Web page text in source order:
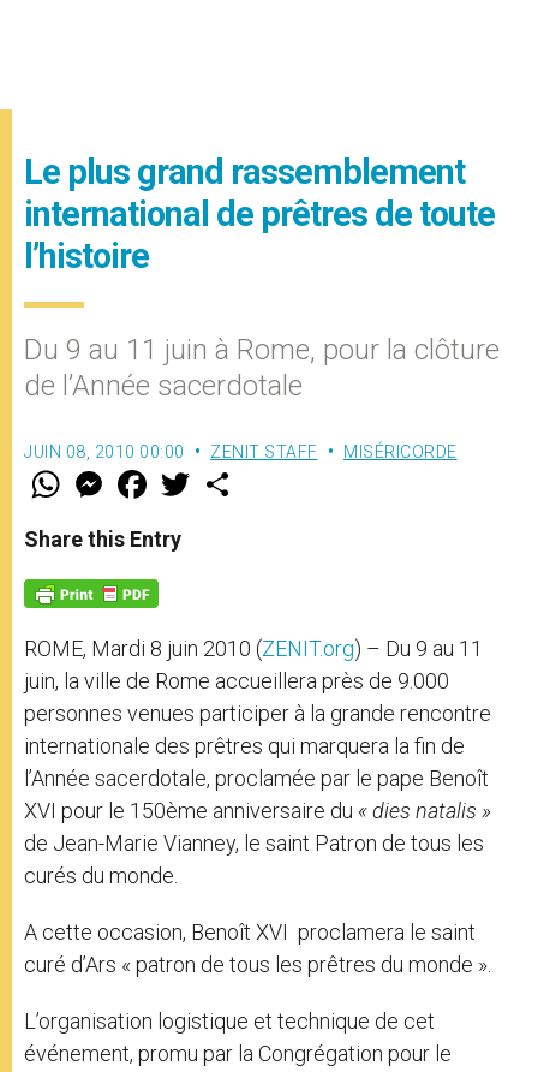
Le plus grand rassemblement
international de prêtres de toute
l’histoire
Du 9 au 11 juin à Rome, pour la clôture
de l’Année sacerdotale
JUIN 08, 2010 00:00 ZENIT STAFF MISÉRICORDE
W
t
s
p
p
M
e
s
e
g
e
F
a
e
b
o
k
w
Share this Entry
ROME, Mardi 8 juin 2010 (ZENIT.org) – Du 9 au 11
juin, la ville de Rome accueillera près de 9.000
personnes venues participer à la grande rencontre
internationale des prêtres qui marquera la fin de
l’Année sacerdotale, proclamée par le pape Benoît
XVI pour le 150ème anniversaire du « dies natalis »
de Jean-Marie Vianney, le saint Patron de tous les
curés du monde.
A cette occasion, Benoît XVI proclamera le saint
curé d’Ars « patron de tous les prêtres du monde ».
L’organisation logistique et technique de cet
événement, promu par la Congrégation pour le